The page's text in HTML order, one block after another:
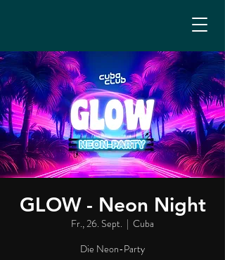
GLOW - Neon Night
Fr., 26. Sept.
  |
Cuba
Die Neon-Party